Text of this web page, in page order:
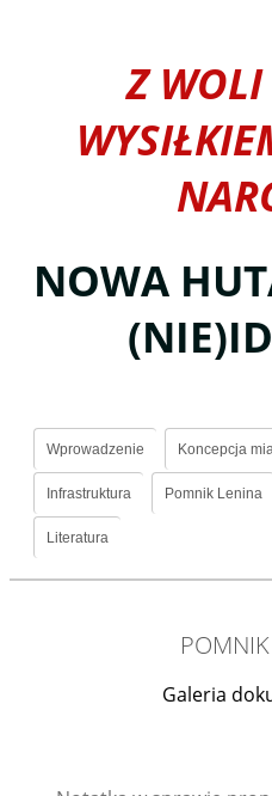
Z
NOWA
Wprowadzenie Koncepcja
Infrastruktura Pomnik Lenina
Literatura
Galeria